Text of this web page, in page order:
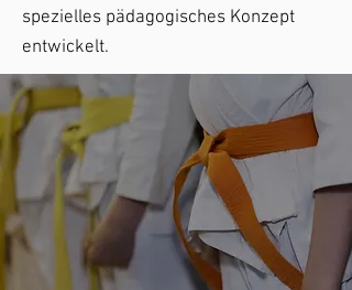
spezielles pädagogisches Konzept
entwickelt.